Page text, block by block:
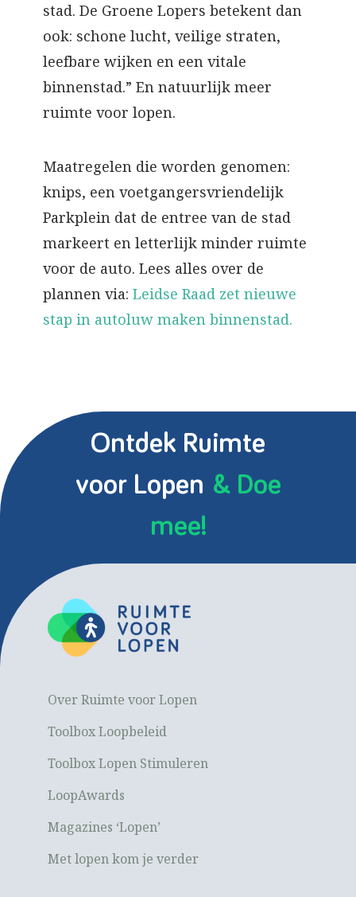
stad. De Groene Lopers betekent dan
ook: schone lucht, veilige straten,
leefbare wijken en een vitale
binnenstad.” En natuurlijk meer
ruimte voor lopen.
Maatregelen die worden genomen:
knips, een voetgangersvriendelijk
Parkplein dat de entree van de stad
markeert en letterlijk minder ruimte
voor de auto. Lees alles over de
plannen via: Leidse Raad zet nieuwe
stap in autoluw maken binnenstad.
Ontdek Ruimte
voor Lopen & Doe
mee!
Over Ruimte voor Lopen
Toolbox Loopbeleid
Toolbox Lopen Stimuleren
LoopAwards
Magazines ‘Lopen’
Met lopen kom je verder